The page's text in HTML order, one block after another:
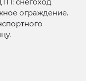
ограждение.